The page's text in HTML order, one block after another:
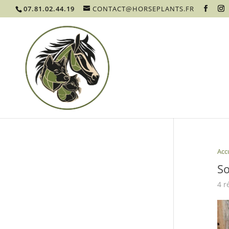
07.81.02.44.19 CONTACT@HORSEPLANTS.FR
4